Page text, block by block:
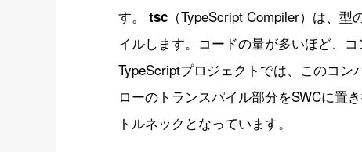
す。tsc （TypeScript Compiler）は、
イルします。コードの量が多いほど、
TypeScriptプロジェクトでは、このコ
ローのトランスパイル部分をSWCに置
トルネックとなっています。